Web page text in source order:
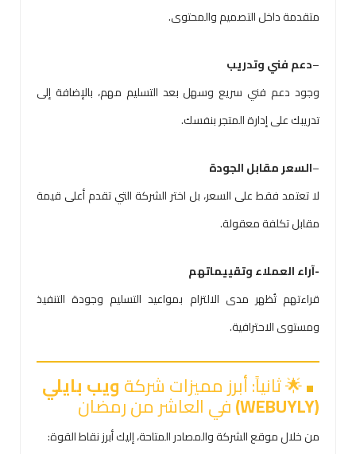
متقدمة داخل التصميم والمحتوى.
–دعم فني وتدريب
وجود دعم فني سريع وسهل بعد التسليم مهم، بالإضافة إلى
تدريبك على إدارة المتجر بنفسك.
–السعر مقابل الجودة
لا تعتمد فقط على السعر، بل اختر الشركة التي تقدم أعلى قيمة
مقابل تكلفة معقولة.
-آراء العملاء وتقييماتهم
قراءتهم تُظهر مدى الالتزام بمواعيد التسليم وجودة التنفيذ
ومستوى الاحترافية.
🌟 ثانياً: أبرز مميزات شركةويب بايلي
(WEBUYLY) في العاشر من رمضان
من خلال موقع الشركة والمصادر المتاحة، إليك أبرز نقاط القوة: